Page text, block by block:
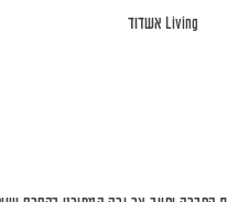
Living אשדוד